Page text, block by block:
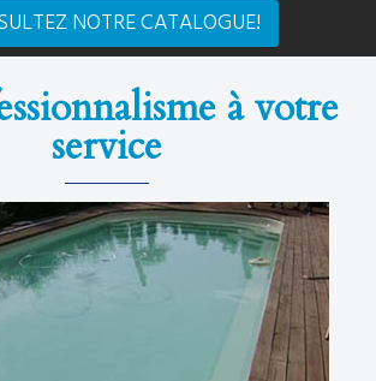
NOTRE CATALOGUE!
à votre
service